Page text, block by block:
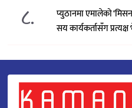
८.
प्युठानमा एमालेको
सय कार्यकर्तासँग